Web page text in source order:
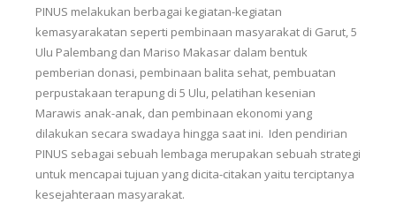
PINUS melakukan berbagai kegiatan-kegiatan
kemasyarakatan seperti pembinaan masyarakat di Garut, 5
Ulu Palembang dan Mariso Makasar dalam bentuk
pemberian donasi, pembinaan balita sehat, pembuatan
perpustakaan terapung di 5 Ulu, pelatihan kesenian
Marawis anak-anak, dan pembinaan ekonomi yang
dilakukan secara swadaya hingga saat ini. Iden pendirian
PINUS sebagai sebuah lembaga merupakan sebuah strategi
untuk mencapai tujuan yang dicita-citakan yaitu terciptanya
kesejahteraan masyarakat.